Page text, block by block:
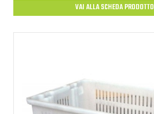
VAI ALLA SCHEDA PRODOTTO